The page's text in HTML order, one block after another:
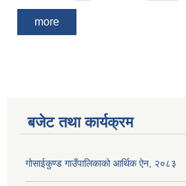
more
बजेट तथा कार्यक्रम
गोसाईकुण्ड गाउँपालिकाको आर्थिक ऐन, २०८३